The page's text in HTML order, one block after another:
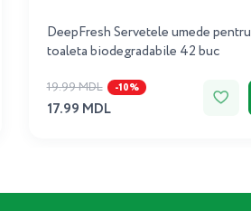
DeepFresh Servetele umede pentru
toaleta biodegradabile 42 buc
19.99 MDL -10%
17.99 MDL